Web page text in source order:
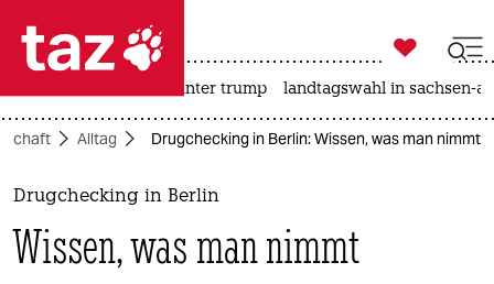
 taz zahl ich
taz zahl ich
themen
politik

taz zahl ich
usa unter trump landtagswahl in sachsen-
Alltag Drugchecking in Berlin: Wissen, was man nimmt
Drugchecking in Berlin
Wissen, was man nimmt